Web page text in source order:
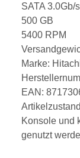
SATA 3.0Gb/s
500 GB
5400 RPM
Marke:
EAN:
Konsole und
genutzt